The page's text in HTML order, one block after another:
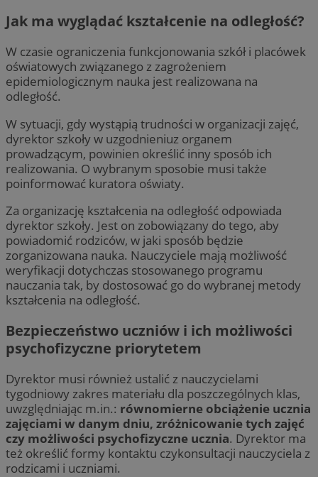
Jak ma wyglądać kształcenie na odległość?
W czasie ograniczenia funkcjonowania szkół i placówek
oświatowych związanego z zagrożeniem
epidemiologicznym nauka jest realizowana na
odległość.
W sytuacji, gdy wystąpią trudności w organizacji zajęć,
dyrektor szkoły w uzgodnieniuz organem
prowadzącym, powinien określić inny sposób ich
realizowania. O wybranym sposobie musi także
poinformować kuratora oświaty.
Za organizację kształcenia na odległość odpowiada
dyrektor szkoły. Jest on zobowiązany do tego, aby
powiadomić rodziców, w jaki sposób będzie
zorganizowana nauka. Nauczyciele mają możliwość
weryfikacji dotychczas stosowanego programu
nauczania tak, by dostosować go do wybranej metody
kształcenia na odległość.
Bezpieczeństwo uczniów i ich możliwości
psychofizyczne priorytetem
Dyrektor musi również ustalić z nauczycielami
tygodniowy zakres materiału dla poszczególnych klas,
uwzględniając m.in.: równomierne obciążenie ucznia
zajęciami w danym dniu, zróżnicowanie tych zajęć
czy możliwości psychofizyczne ucznia. Dyrektor ma
też określić formy kontaktu czykonsultacji nauczyciela z
rodzicami i uczniami.